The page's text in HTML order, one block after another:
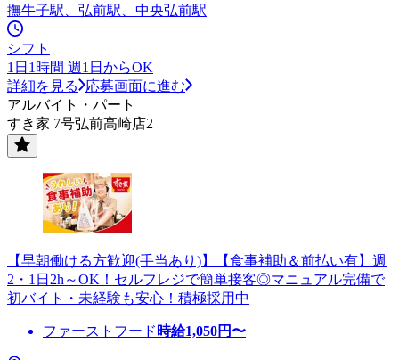
撫牛子駅、弘前駅、中央弘前駅
シフト
1日1時間 週1日からOK
詳細を見る
応募画面に進む
アルバイト・パート
すき家 7号弘前高崎店2
【早朝働ける方歓迎(手当あり)】【食事補助＆前払い有】週
2・1日2h～OK！セルフレジで簡単接客◎マニュアル完備で
初バイト・未経験も安心！積極採用中
ファーストフード 時給1,050円〜